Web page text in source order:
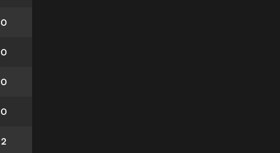
0
0
0
0
2